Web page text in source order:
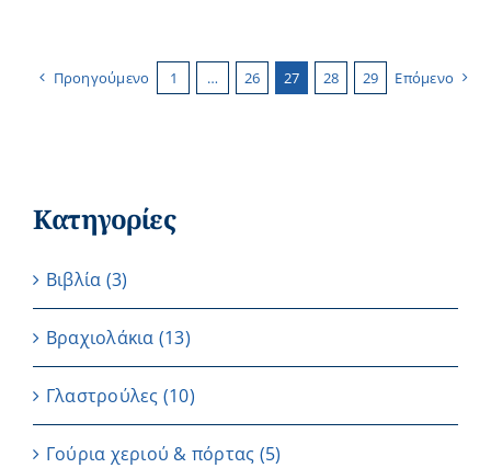
Προηγούμενο 1 … 26 27 28 29 Επόμενο
Κατηγορίες
Βιβλία (3)
Βραχιολάκια (13)
Γλαστρούλες (10)
Γούρια χεριού & πόρτας (5)